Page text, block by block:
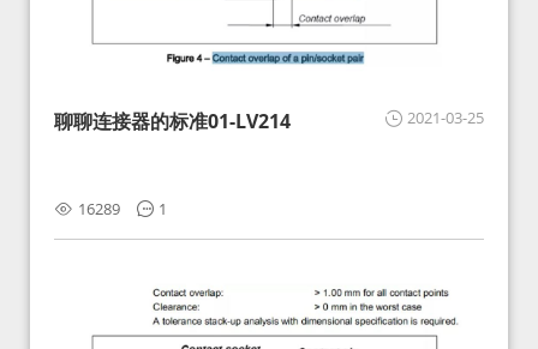
2021-03-25
聊聊连接器的标准01-LV214
16289 1